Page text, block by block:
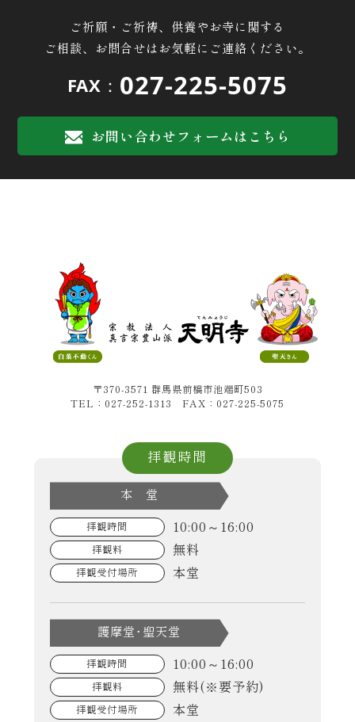
ご祈願・ご祈祷、供養やお寺に関する
ご相談、お問合せはお気軽にご連絡ください。
FAX： 027-225-5075
お問い合わせフォームはこちら
〒370-3571 群馬県前橋市池端町503
TEL：027-252-1313 FAX：027-225-5075
拝観時間
本 堂
拝観時間 10:00～16:00
拝観料 無料
拝観受付場所 本堂
護摩堂･聖天堂
拝観時間 10:00～16:00
拝観料 無料(※要予約)
拝観受付場所 本堂